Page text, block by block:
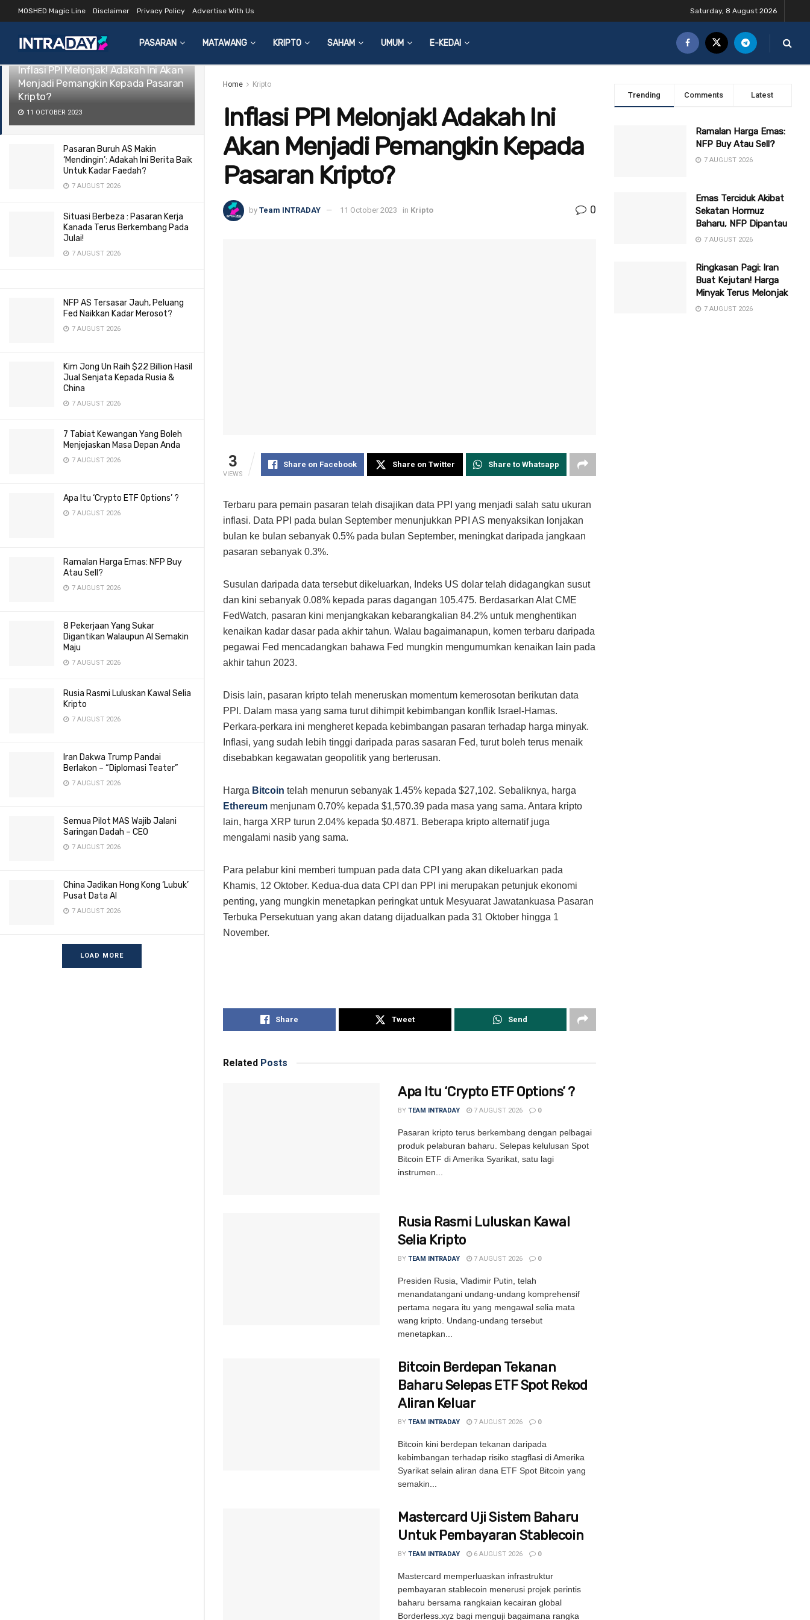
LATEST TRENDING Filter
Inflasi PPI Melonjak! Adakah Ini Akan
Menjadi Pemangkin Kepada Pasaran
Kripto?
11 OCTOBER 2023
Pasaran Buruh AS Makin
‘Mendingin’: Adakah Ini Berita Baik
Untuk Kadar Faedah?
7 AUGUST 2026
Situasi Berbeza : Pasaran Kerja
Kanada Terus Berkembang Pada
Julai!
7 AUGUST 2026
NFP AS Tersasar Jauh, Peluang
Fed Naikkan Kadar Merosot?
7 AUGUST 2026
Kim Jong Un Raih $22 Billion Hasil
Jual Senjata Kepada Rusia &
China
7 AUGUST 2026
7 Tabiat Kewangan Yang Boleh
Menjejaskan Masa Depan Anda
7 AUGUST 2026
Apa Itu ‘Crypto ETF Options’ ?
7 AUGUST 2026
Ramalan Harga Emas: NFP Buy
Atau Sell?
7 AUGUST 2026
8 Pekerjaan Yang Sukar
Digantikan Walaupun AI Semakin
Maju
7 AUGUST 2026
Rusia Rasmi Luluskan Kawal Selia
Kripto
7 AUGUST 2026
Iran Dakwa Trump Pandai
Berlakon – “Diplomasi Teater”
7 AUGUST 2026
Semua Pilot MAS Wajib Jalani
Saringan Dadah – CEO
7 AUGUST 2026
China Jadikan Hong Kong ‘Lubuk’
Pusat Data AI
7 AUGUST 2026
LOAD MORE
MOSHED Magic Line Disclaimer Privacy Policy Advertise With Us Saturday, 8 August 2026
PASARAN MATAWANG KRIPTO SAHAM UMUM E-KEDAI
Home Kripto
Inflasi PPI Melonjak! Adakah Ini
Akan Menjadi Pemangkin Kepada
Pasaran Kripto?
by Team INTRADAY 11 October 2023 in Kripto 0
3
VIEWS
Share on Facebook Share on Twitter Share to Whatsapp
Terbaru para pemain pasaran telah disajikan data PPI yang menjadi salah satu ukuran
inflasi. Data PPI pada bulan September menunjukkan PPI AS menyaksikan lonjakan
bulan ke bulan sebanyak 0.5% pada bulan September, meningkat daripada jangkaan
pasaran sebanyak 0.3%.
Susulan daripada data tersebut dikeluarkan, Indeks US dolar telah didagangkan susut
dan kini sebanyak 0.08% kepada paras dagangan 105.475. Berdasarkan Alat CME
FedWatch, pasaran kini menjangkakan kebarangkalian 84.2% untuk menghentikan
kenaikan kadar dasar pada akhir tahun. Walau bagaimanapun, komen terbaru daripada
pegawai Fed mencadangkan bahawa Fed mungkin mengumumkan kenaikan lain pada
akhir tahun 2023.
Disis lain, pasaran kripto telah meneruskan momentum kemerosotan berikutan data
PPI. Dalam masa yang sama turut dihimpit kebimbangan konflik Israel-Hamas.
Perkara-perkara ini mengheret kepada kebimbangan pasaran terhadap harga minyak.
Inflasi, yang sudah lebih tinggi daripada paras sasaran Fed, turut boleh terus menaik
disebabkan kegawatan geopolitik yang berterusan.
Harga Bitcoin telah menurun sebanyak 1.45% kepada $27,102. Sebaliknya, harga
Ethereum menjunam 0.70% kepada $1,570.39 pada masa yang sama. Antara kripto
lain, harga XRP turun 2.04% kepada $0.4871. Beberapa kripto alternatif juga
mengalami nasib yang sama.
Para pelabur kini memberi tumpuan pada data CPI yang akan dikeluarkan pada
Khamis, 12 Oktober. Kedua-dua data CPI dan PPI ini merupakan petunjuk ekonomi
penting, yang mungkin menetapkan peringkat untuk Mesyuarat Jawatankuasa Pasaran
Terbuka Persekutuan yang akan datang dijadualkan pada 31 Oktober hingga 1
November.
Share Tweet Send
Related Posts
Apa Itu ‘Crypto ETF Options’ ?
BY TEAM INTRADAY 7 AUGUST 2026 0
Pasaran kripto terus berkembang dengan pelbagai
produk pelaburan baharu. Selepas kelulusan Spot
Bitcoin ETF di Amerika Syarikat, satu lagi
instrumen...
Rusia Rasmi Luluskan Kawal
Selia Kripto
BY TEAM INTRADAY 7 AUGUST 2026 0
Presiden Rusia, Vladimir Putin, telah
menandatangani undang-undang komprehensif
pertama negara itu yang mengawal selia mata
wang kripto. Undang-undang tersebut
menetapkan...
Bitcoin Berdepan Tekanan
Baharu Selepas ETF Spot Rekod
Aliran Keluar
BY TEAM INTRADAY 7 AUGUST 2026 0
Bitcoin kini berdepan tekanan daripada
kebimbangan terhadap risiko stagflasi di Amerika
Syarikat selain aliran dana ETF Spot Bitcoin yang
semakin...
Mastercard Uji Sistem Baharu
Untuk Pembayaran Stablecoin
BY TEAM INTRADAY 6 AUGUST 2026 0
Mastercard memperluaskan infrastruktur
pembayaran stablecoin menerusi projek perintis
baharu bersama rangkaian kecairan global
Borderless.xyz bagi menguji bagaimana rangka
Trending Comments Latest
Ramalan Harga Emas:
NFP Buy Atau Sell?
7 AUGUST 2026
Emas Terciduk Akibat
Sekatan Hormuz
Baharu, NFP Dipantau
7 AUGUST 2026
Ringkasan Pagi: Iran
Buat Kejutan! Harga
Minyak Terus Melonjak
7 AUGUST 2026